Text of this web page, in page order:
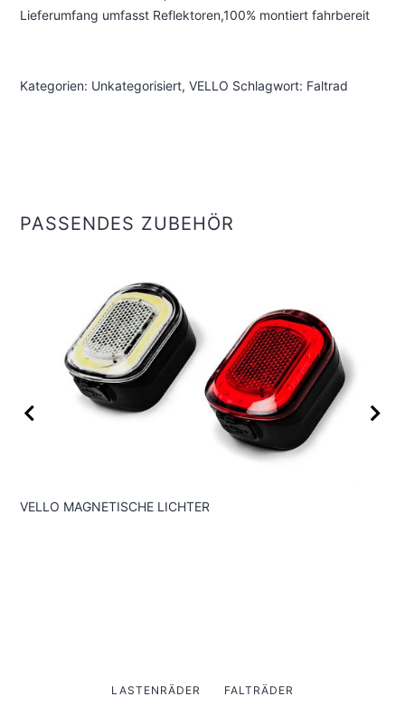
Lieferumfang umfasst Reflektoren,100% montiert fahrbereit
Kategorien: Unkategorisiert,VELLO Schlagwort: Faltrad
PASSENDES ZUBEHÖR
VELLO MAGNETISCHE LICHTER
LASTENRÄDER FALTRÄDER